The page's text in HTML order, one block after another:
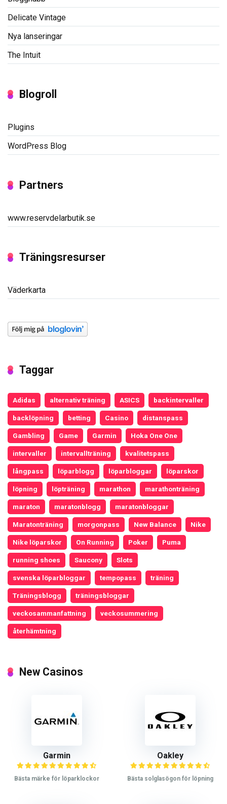
Delicate Vintage
Nya lanseringar
The Intuit
Blogroll
Plugins
WordPress Blog
Partners
www.reservdelarbutik.se
Träningsresurser
Väderkarta
Taggar
Adidas alternativ träning ASICS backintervaller
backlöpning betting Casino distanspass
Gambling Game Garmin Hoka One One
intervaller intervallträning kvalitetspass
långpass löparblogg löparbloggar löparskor
löpning löpträning marathon marathonträning
maraton maratonblogg maratonbloggar
Maratonträning morgonpass New Balance Nike
Nike löparskor On Running Poker Puma
running shoes Saucony Slots
svenska löparbloggar tempopass träning
Träningsblogg träningsbloggar
veckosammanfattning veckosummering
återhämtning
New Casinos
Garmin
Bästa märke för löparklockor
Oakley
Bästa solglasögon för löpning